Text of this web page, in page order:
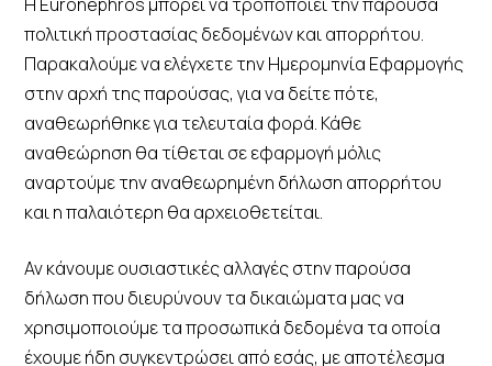
πολιτική προστασίας δεδομένων και απορρήτου.
Παρακαλούμε να ελέγχετε την Ημερομηνία Εφαρμογής
στην αρχή της παρούσας, για να δείτε πότε,
αναθεωρήθηκε για τελευταία φορά. Κάθε
αναθεώρηση θα τίθεται σε εφαρμογή μόλις
αναρτούμε την αναθεωρημένη δήλωση απορρήτου
και η παλαιότερη θα αρχειοθετείται.
Αν κάνουμε ουσιαστικές αλλαγές στην παρούσα
δήλωση που διευρύνουν τα δικαιώματα μας να
χρησιμοποιούμε τα προσωπικά δεδομένα τα οποία
έχουμε ήδη συγκεντρώσει από εσάς, με αποτέλεσμα